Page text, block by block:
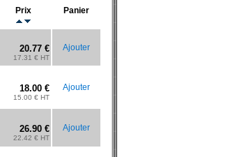
Prix Panier
20.77 €
17.31 € HT
Ajouter
18.00 €
15.00 € HT
Ajouter
26.90 €
22.42 € HT
Ajouter